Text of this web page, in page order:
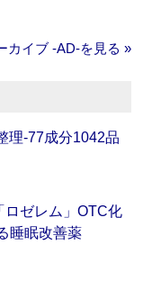
カイブ ‐AD‐を見る »
理‐77成分1042品
ロゼレム」OTC化
睡眠改善薬